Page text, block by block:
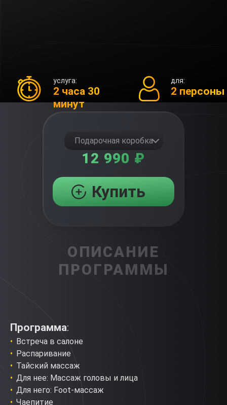
услуга:
2 часа 30
минут
для:
2 персоны
Подарочная коробка
12 990 ₽
Купить
ОПИСАНИЕ
ПРОГРАММЫ
Программа:
Встреча в салоне
Распаривание
Тайский массаж
Для нее: Массаж головы и лица
Для него: Foot-массаж
Чаепитие